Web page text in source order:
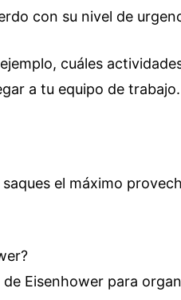
con su nivel de
cuáles
a tu equipo de trabajo.
el máximo
Eisenhower para